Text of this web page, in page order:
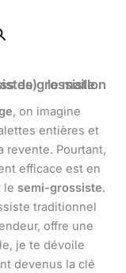
, on imagine
entières et
revente. Pourtant,
efficace est en
le semi-grossiste.
traditionnel
offre une
je te dévoile
devenus la clé